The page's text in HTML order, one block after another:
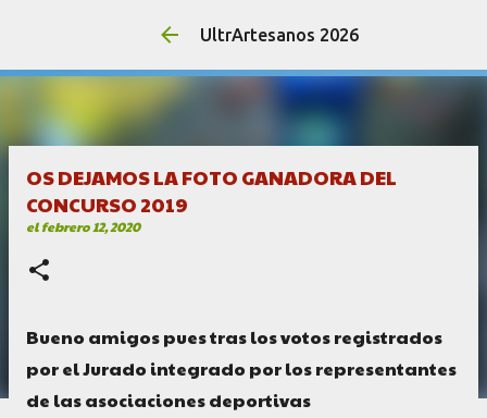
UltrArtesanos 2026
OS DEJAMOS LA FOTO GANADORA DEL
CONCURSO 2019
elfebrero 12, 2020
Bueno amigos pues tras los votos registrados
por el Jurado integrado por los representantes
de las asociaciones deportivas